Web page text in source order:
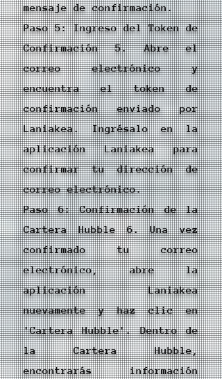
mensaje de confirmación.
Paso 5: Ingreso del Token de
Confirmación 5. Abre el
correo electrónico y
encuentra el token de
confirmación enviado por
Laniakea. Ingrésalo en la
aplicación Laniakea para
confirmar tu dirección de
correo electrónico.
Paso 6: Confirmación de la
Cartera Hubble 6. Una vez
confirmado tu correo
electrónico, abre la
aplicación Laniakea
nuevamente y haz clic en
'Cartera Hubble'. Dentro de
la Cartera Hubble,
encontrarás información